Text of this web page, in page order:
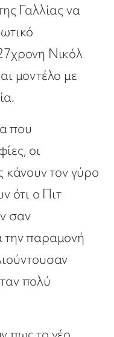
Γαλλίας να
Νικόλ
μοντέλο με
που
οι
κάνουν τον γύρο
ότι ο Πιτ
σαν
την παραμονή
πολύ